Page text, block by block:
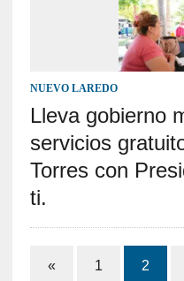
NUEVO LAREDO
Lleva gobierno
servicios
Torres con
ti.
« 1 2